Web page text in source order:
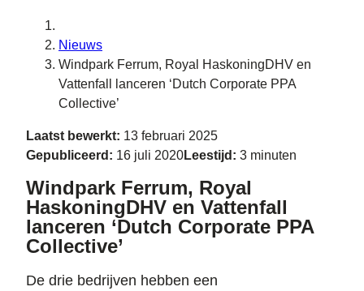
Nieuws
Windpark Ferrum, Royal HaskoningDHV en
Vattenfall lanceren ‘Dutch Corporate PPA
Collective’
Laatst bewerkt: 13 februari 2025
Gepubliceerd: 16 juli 2020Leestijd: 3 minuten
Windpark Ferrum, Royal
HaskoningDHV en Vattenfall
lanceren ‘Dutch Corporate PPA
Collective’
De drie bedrijven hebben een